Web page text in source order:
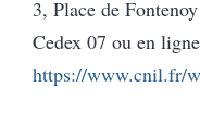
3, Place de
Cedex 07 ou en ligne
https://www.cnil.fr/